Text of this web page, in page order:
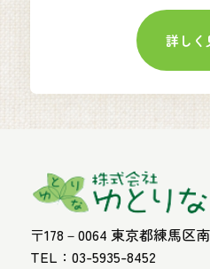
詳しく
〒178－0064 東京都練馬区
TEL：03-5935-8452